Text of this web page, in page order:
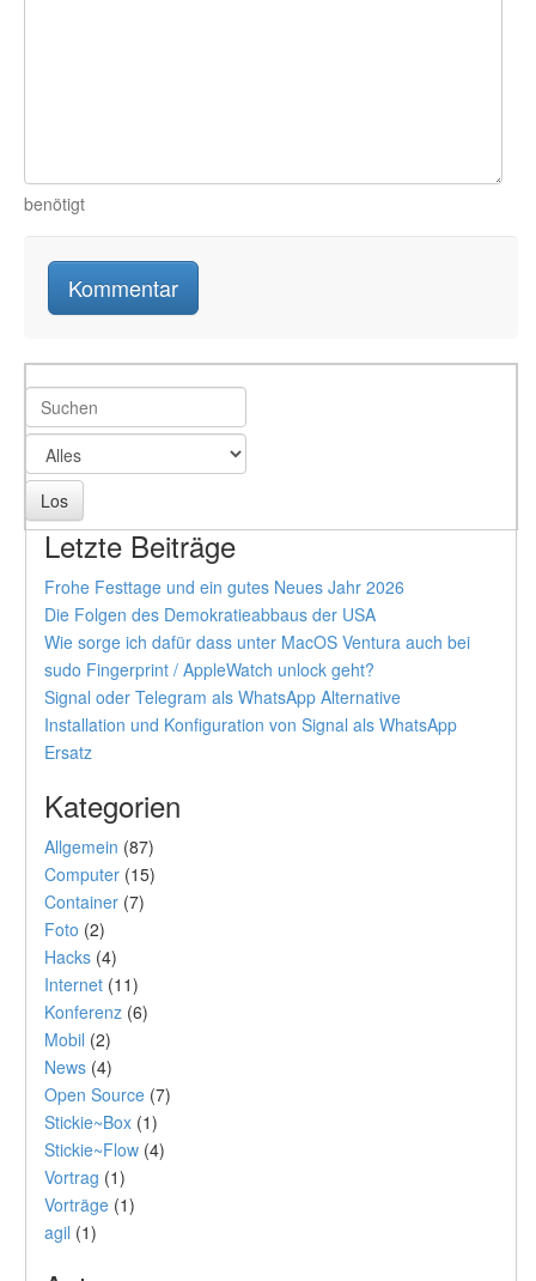
benötigt
Letzte Beiträge
Frohe Festtage und ein gutes Neues Jahr 2026
Die Folgen des Demokratieabbaus der USA
Wie sorge ich dafür dass unter MacOS Ventura auch bei
sudo Fingerprint / AppleWatch unlock geht?
Signal oder Telegram als WhatsApp Alternative
Installation und Konfiguration von Signal als WhatsApp
Ersatz
Kategorien
Allgemein (87)
Computer (15)
Container (7)
Foto (2)
Hacks (4)
Internet (11)
Konferenz (6)
Mobil (2)
News (4)
Open Source (7)
Stickie~Box (1)
Stickie~Flow (4)
Vortrag (1)
Vorträge (1)
agil (1)